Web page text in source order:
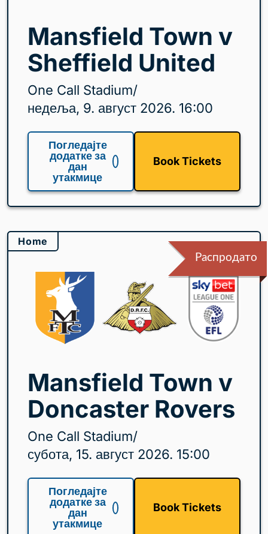
Mansfield Town v
Sheffield United
One Call Stadium/
недеља, 9. август 2026. 16:00
Погледајте
додатке за
дан
утакмице
Book Tickets
Home
Распродато
Mansfield Town v
Doncaster Rovers
One Call Stadium/
субота, 15. август 2026. 15:00
Погледајте
додатке за
дан
утакмице
Book Tickets